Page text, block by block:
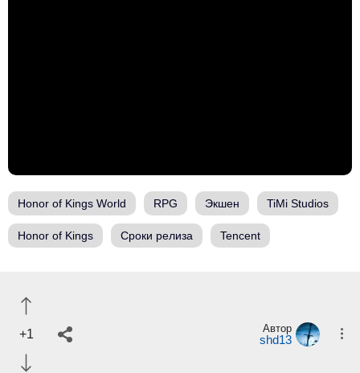
Honor of Kings World RPG Экшен TiMi Studios
Honor of Kings Сроки релиза Tencent
+1 Автор
shd13